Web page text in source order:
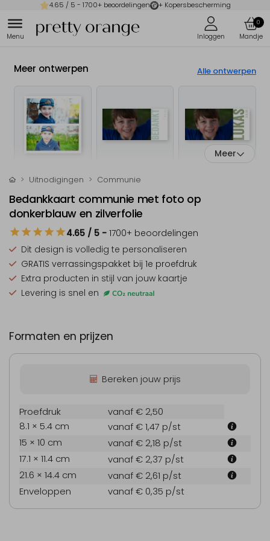
4.65 / 5 - 1700+ beoordelingen + Kopersbescherming
0
Meer ontwerpen Alle ontwerpen
Meer
Uitnodigingen Communie
Bedankkaart communie met foto op
donkerblauw en zilverfolie
4.65 / 5 - 1700+ beoordelingen
Dit design is volledig te personaliseren
GRATIS verrassingspakket bij 1e proefdruk
Extra producten in stijl van jouw kaartje
Levering is snel en
Formaten en prijzen
Bereken jouw prijs
Proefdruk
vanaf € 2,50
8.1 × 5.4 cm
vanaf € 1,47 p/st
15 × 10 cm
vanaf € 2,18 p/st
17.1 × 11.4 cm
vanaf € 2,37 p/st
21.6 × 14.4 cm
vanaf € 2,61 p/st
Enveloppen
vanaf € 0,35 p/st